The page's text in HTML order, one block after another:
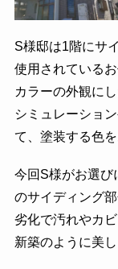
S様邸は1階にサ
使用されている
カラーの外観に
シミュレーショ
て、塗装する色
今回S様がお選び
のサイディング
劣化で汚れやカ
新築のように美し